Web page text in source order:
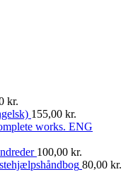
kr.
155,00 kr.
works. ENG
100,00 kr.
80,00 kr.